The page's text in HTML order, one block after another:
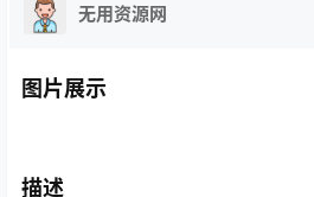
无用资源网
图片展示
描述